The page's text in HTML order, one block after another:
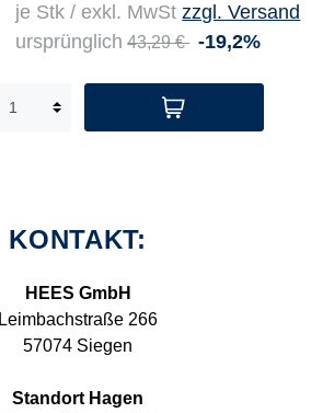
je Stk / exkl. MwStzzgl. Versand
ursprünglich 43,29 € -19,2%
KONTAKT:
HEES GmbH
Leimbachstraße 266
57074 Siegen
Standort Hagen